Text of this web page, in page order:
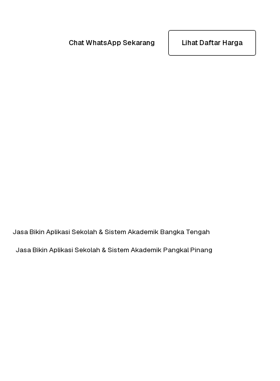
Chat WhatsApp Sekarang Lihat Daftar Harga
Jasa Bikin Aplikasi Sekolah & Sistem Akademik Bangka Tengah
Jasa Bikin Aplikasi Sekolah & Sistem Akademik Pangkal Pinang